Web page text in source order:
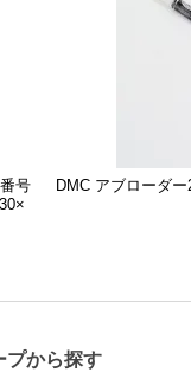
号
DMC アブローダ
プから探す